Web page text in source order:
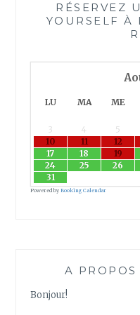
RÉSERVEZ
YOURSELF
LU MA ME
3
4 5
10
11 12
17
18 19
24
25 26
31
Powered byBooking Calendar
A PROPOS
Bonjour!